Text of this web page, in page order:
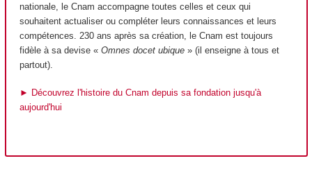
nationale, le Cnam accompagne toutes celles et ceux qui
souhaitent actualiser ou compléter leurs connaissances et leurs
compétences. 230 ans après sa création, le Cnam est toujours
fidèle à sa devise « Omnes docet ubique » (il enseigne à tous et
partout).
► Découvrez l'histoire du Cnam depuis sa fondation jusqu'à
aujourd'hui